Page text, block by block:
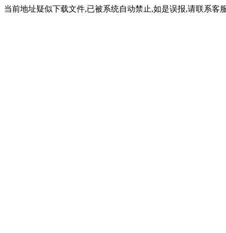
当前地址疑似下载文件,已被系统自动禁止,如是误报,请联系客